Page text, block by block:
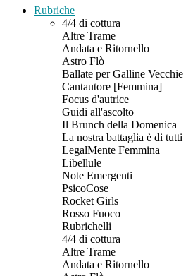
Rubriche
4/4 di cottura
Altre Trame
Andata e Ritornello
Astro Flò
Ballate per Galline Vecchie
Cantautore [Femmina]
Focus d'autrice
Guidi all'ascolto
Il Brunch della Domenica
La nostra battaglia è di tutti
LegalMente Femmina
Libellule
Note Emergenti
PsicoCose
Rocket Girls
Rosso Fuoco
Rubrichelli
4/4 di cottura
Altre Trame
Andata e Ritornello